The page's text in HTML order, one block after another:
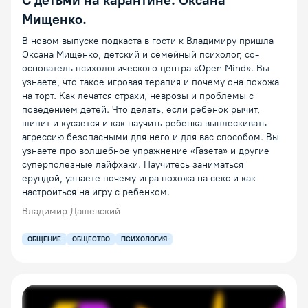
Мищенко.
В новом выпуске подкаста в гости к Владимиру пришла
Оксана Мищенко, детский и семейный психолог, со-
основатель психологического центра «Open Mind». Вы
узнаете, что такое игровая терапия и почему она похожа
на торт. Как лечатся страхи, неврозы и проблемы с
поведением детей. Что делать, если ребенок рычит,
шипит и кусается и как научить ребенка выплескивать
агрессию безопасными для него и для вас способом. Вы
узнаете про волшебное упражнение «Газета» и другие
суперполезные лайфхаки. Научитесь заниматься
ерундой, узнаете почему игра похожа на секс и как
настроиться на игру с ребенком.
Владимир Дашевский
ОБЩЕНИЕ ОБЩЕСТВО ПСИХОЛОГИЯ